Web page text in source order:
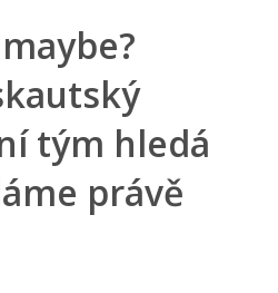
tým hledá
právě